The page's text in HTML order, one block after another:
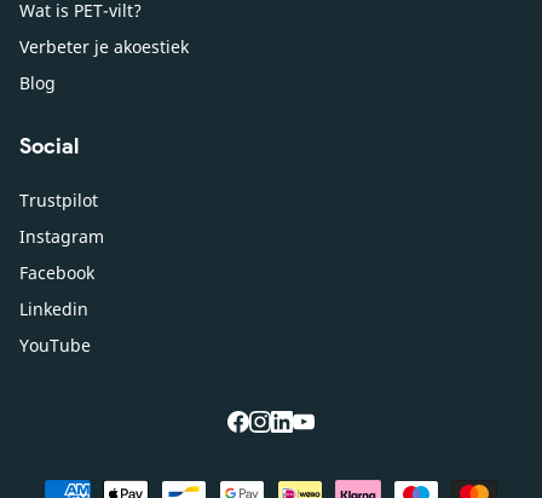
Wat is PET-vilt?
Verbeter je akoestiek
Blog
Social
Trustpilot
Instagram
Facebook
Linkedin
YouTube
facebook
instagram
linkedin
youtube